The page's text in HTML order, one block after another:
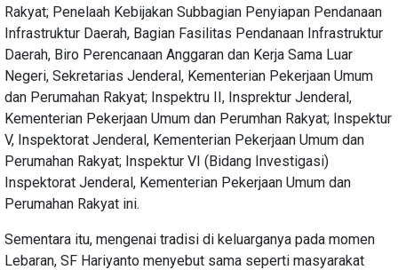
Rakyat; Penelaah Kebijakan Subbagian Penyiapan Pendanaan
Infrastruktur Daerah, Bagian Fasilitas Pendanaan Infrastruktur
Daerah, Biro Perencanaan Anggaran dan Kerja Sama Luar
Negeri, Sekretarias Jenderal, Kementerian Pekerjaan Umum
dan Perumahan Rakyat; Inspektru II, Insprektur Jenderal,
Kementerian Pekerjaan Umum dan Perumhan Rakyat; Inspektur
V, Inspektorat Jenderal, Kementerian Pekerjaan Umum dan
Perumahan Rakyat; Inspektur VI (Bidang Investigasi)
Inspektorat Jenderal, Kementerian Pekerjaan Umum dan
Perumahan Rakyat ini.
Sementara itu, mengenai tradisi di keluarganya pada momen
Lebaran, SF Hariyanto menyebut sama seperti masyarakat